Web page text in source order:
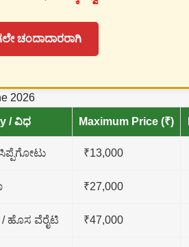
ಚಂದಾದಾರರಾಗಿ
2026
/ ವಿಧ Maximum Price (₹)
₹13,000
₹27,000
/ ಹೊಸ ವೆರೈಟಿ ₹47,000